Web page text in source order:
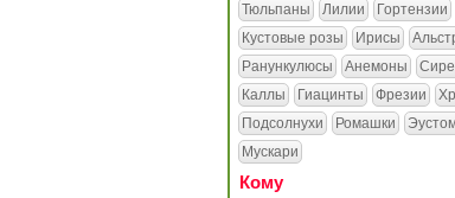
Тюльпаны
Лилии
Гортензии
Кустовые розы
Ирисы
Ранункулюсы
Анемоны
Каллы
Гиацинты Фрезии
Подсолнухи
Ромашки
Мускари
Кому